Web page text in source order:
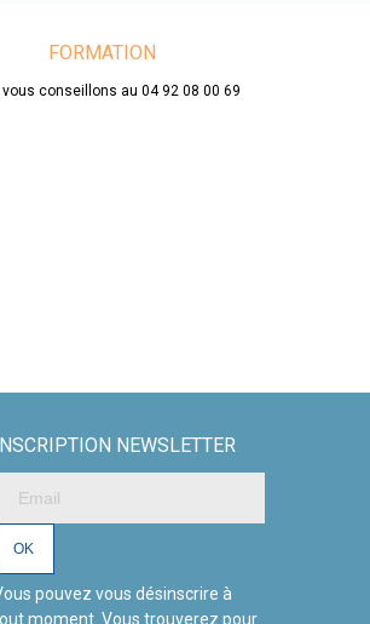
offrent une lumière naturelle de
FORMATION
vous conseillons au 04 92 08 00 69
INSCRIPTION NEWSLETTER
pouvez vous désinscrire à
moment. Vous trouverez pour